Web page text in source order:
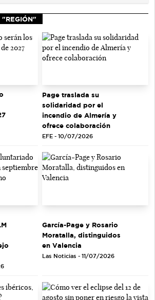
"REGIÓN"
Page traslada su
solidaridad por el
incendio de Almería y
ofrece colaboración
EFE - 10/07/2026
García-Page y Rosario
Moratalla, distinguidos
en Valencia
Las Noticias - 11/07/2026